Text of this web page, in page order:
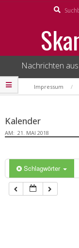
Nachrichten
Secondary
Navigation
Impressum
Kalender
AM: 21. MAI 2018
Schlagwörter